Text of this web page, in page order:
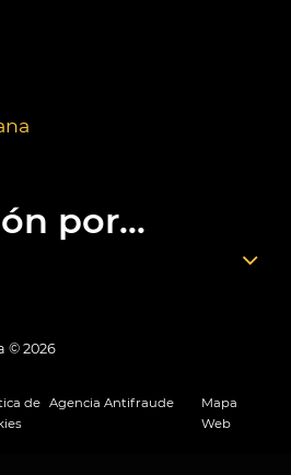
por...
© 2026
de Agencia Antifraude
Mapa
Web